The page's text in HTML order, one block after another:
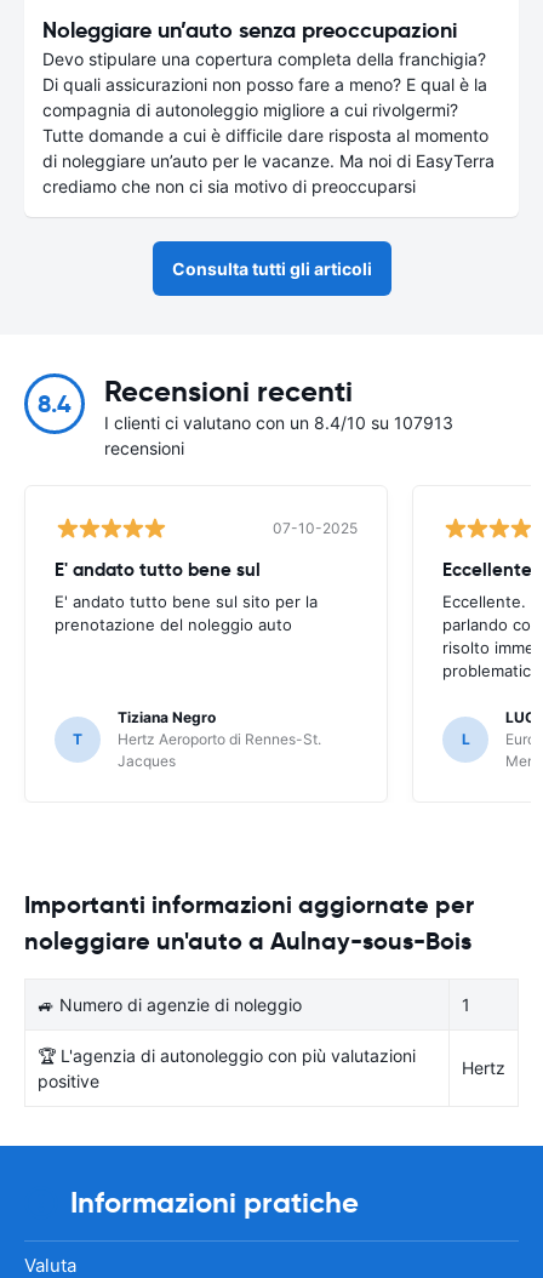
Noleggiare un’auto senza preoccupazioni
Devo stipulare una copertura completa della franchigia?
Di quali assicurazioni non posso fare a meno? E qual è la
compagnia di autonoleggio migliore a cui rivolgermi?
Tutte domande a cui è difficile dare risposta al momento
di noleggiare un’auto per le vacanze. Ma noi di EasyTerra
crediamo che non ci sia motivo di preoccuparsi
Consulta tutti gli articoli
8.4 Recensioni recenti
I clienti ci valutano con un 8.4/10 su 107913
recensioni
07-10-2025
E' andato tutto bene sul
E' andato tutto bene sul sito per la
prenotazione del noleggio auto
T
Tiziana Negro
Hertz Aeroporto di Rennes-St.
Jacques
Eccellente.
parlando
risolto
L
Importanti informazioni aggiornate per
noleggiare un'auto a Aulnay-sous-Bois
🚙 Numero di agenzie di noleggio 1
🏆 L'agenzia di autonoleggio con più valutazioni
positive
Hertz
Informazioni pratiche
Valuta